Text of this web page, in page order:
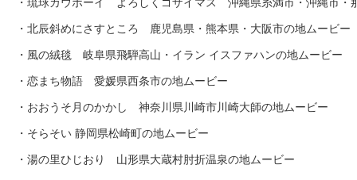
・北辰斜めにさすところ 鹿児島県・熊本県・大阪市の地ムービー
・風の絨毯 岐阜県飛騨高山・イラン イスファハンの地ムービー
・恋まち物語 愛媛県西条市の地ムービー
・おおうそ月のかかし 神奈川県川崎市川崎大師の地ムービー
・そらそい 静岡県松崎町の地ムービー
・湯の里ひじおり 山形県大蔵村肘折温泉の地ムービー